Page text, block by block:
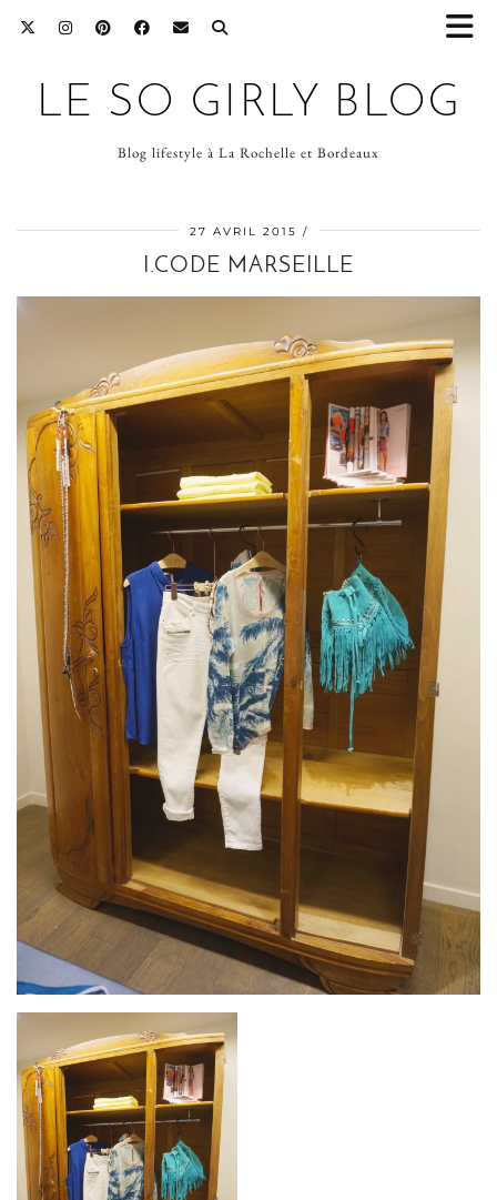
LE SO GIRLY BLOG
Blog lifestyle à La Rochelle et Bordeaux
27 AVRIL 2015
I.CODE MARSEILLE